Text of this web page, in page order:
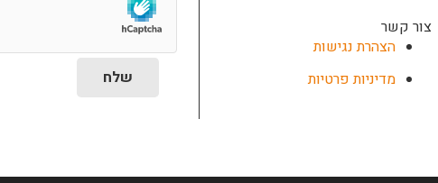
צור קשר
הצהרת נגישות
מדיניות פרטיות